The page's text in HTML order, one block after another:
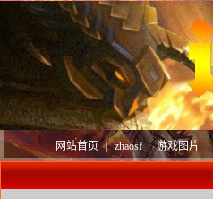
游戏图片
zhaosf
网站首页 |